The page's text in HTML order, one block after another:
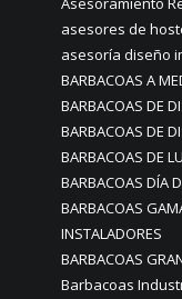
asesores de
asesoría diseño
BARBACOAS A
BARBACOAS DE
BARBACOAS DE
BARBACOAS DE
BARBACOAS DÍA
BARBACOAS
INSTALADORES
BARBACOAS
Barbacoas